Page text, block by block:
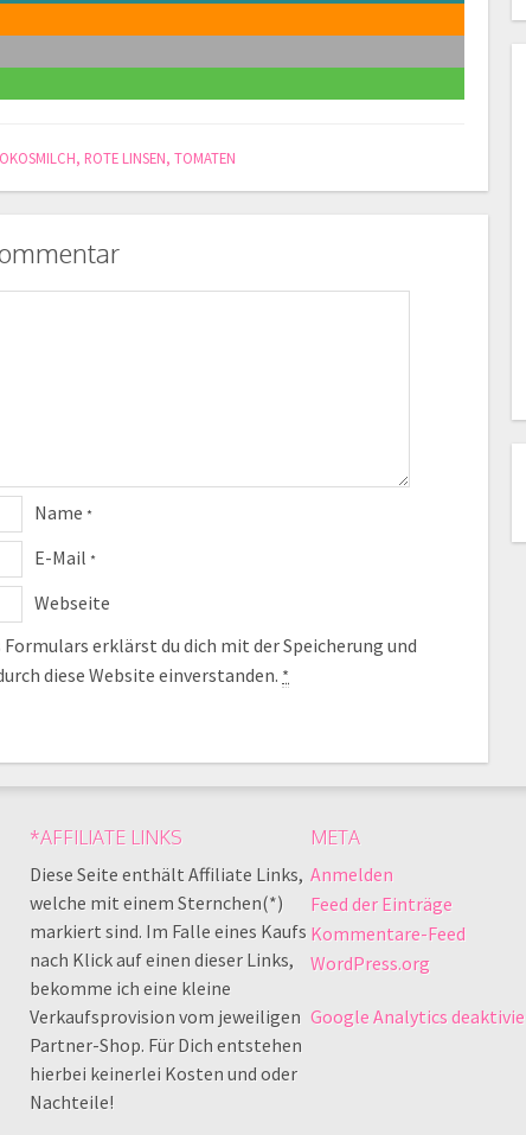
, ROTE LINSEN,TOMATEN
Name *
E-Mail *
Webseite
erklärst du dich mit der Speicherung und
diese Website einverstanden. *
*AFFILIATE LINKS
Diese Seite enthält Affiliate Links,
welche mit einem Sternchen(*)
markiert sind. Im Falle eines Kaufs
nach Klick auf einen dieser Links,
bekomme ich eine kleine
Verkaufsprovision vom jeweiligen
Partner-Shop. Für Dich entstehen
hierbei keinerlei Kosten und oder
Nachteile!
META
Anmelden
Feed der Einträge
Kommentare-Feed
WordPress.org
Google Analytics